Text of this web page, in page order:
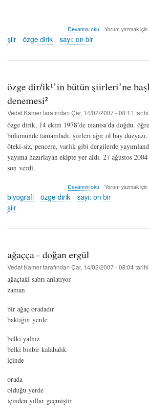
bor'un
pazarı
-
dirik
Devamını oku Yorum yazmak için
şiir özge dirik sayı: on bir
özge dir/ik¹’in bütün şiirleri’ne
denemesi²
Vedat Kamertarafından Çar, 14/02/2007 - 08:11
özge dirik, 14 ekim 1978’de manisa’da doğdu.
bölümünde tamamladı. şiirleri ağır ol bay düzyazı,
öteki-siz, pencere, varlık gibi dergilerde
yayıma hazırlayan ekipte yer aldı. 27 ağustos
son verdi.
özge
dir/ik¹’in
bütün
denemesi²
Devamını oku Yorum yazmak için
biyografi
şiir
özge dirik sayı: on bir
ağaçça - doğan ergül
Vedat Kamertarafından Çar, 14/02/2007 - 08:04
ağaçtaki sabrı anlatıyor
zaman
bir ağaç oradadır
baktığın yerde
belki yalnız
belki binbir kalabalık
içinde
orada
olduğu yerde
içinden yıllar geçmiştir